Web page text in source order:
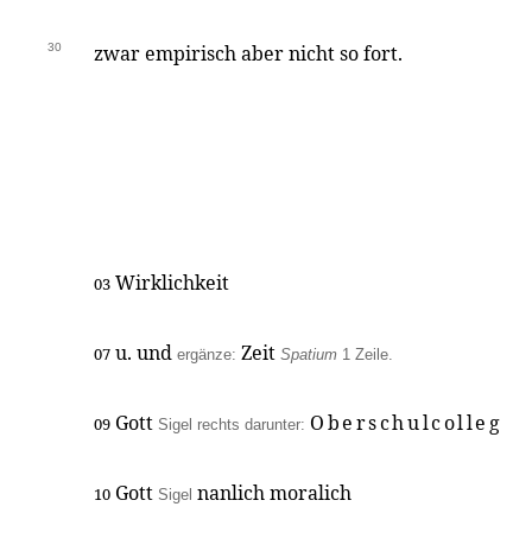
30 zwar empirisch aber nicht so fort.
03 Wirklichkeit
07 u. und ergänze: Zeit Spatium 1 Zeile.
09 Gott Sigel rechts darunter: Oberschulcolleg
10 Gott Sigel nanlich moralich